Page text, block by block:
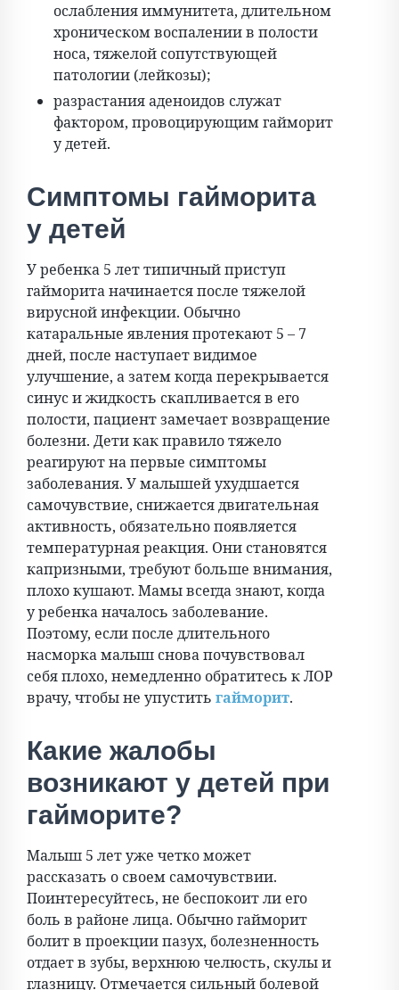
ослабления иммунитета, длительном
хроническом воспалении в полости
носа, тяжелой сопутствующей
патологии (лейкозы);
разрастания аденоидов служат
фактором, провоцирующим гайморит
у детей.
Симптомы гайморита
у детей
У ребенка 5 лет типичный приступ
гайморита начинается после тяжелой
вирусной инфекции. Обычно
катаральные явления протекают 5 – 7
дней, после наступает видимое
улучшение, а затем когда перекрывается
синус и жидкость скапливается в его
полости, пациент замечает возвращение
болезни. Дети как правило тяжело
реагируют на первые симптомы
заболевания. У малышей ухудшается
самочувствие, снижается двигательная
активность, обязательно появляется
температурная реакция. Они становятся
капризными, требуют больше внимания,
плохо кушают. Мамы всегда знают, когда
у ребенка началось заболевание.
Поэтому, если после длительного
насморка малыш снова почувствовал
себя плохо, немедленно обратитесь к ЛОР
врачу, чтобы не упустить гайморит.
Какие жалобы
возникают у детей при
гайморите?
Малыш 5 лет уже четко может
рассказать о своем самочувствии.
Поинтересуйтесь, не беспокоит ли его
боль в районе лица. Обычно гайморит
болит в проекции пазух, болезненность
отдает в зубы, верхнюю челюсть, скулы и
глазницу. Отмечается сильный болевой